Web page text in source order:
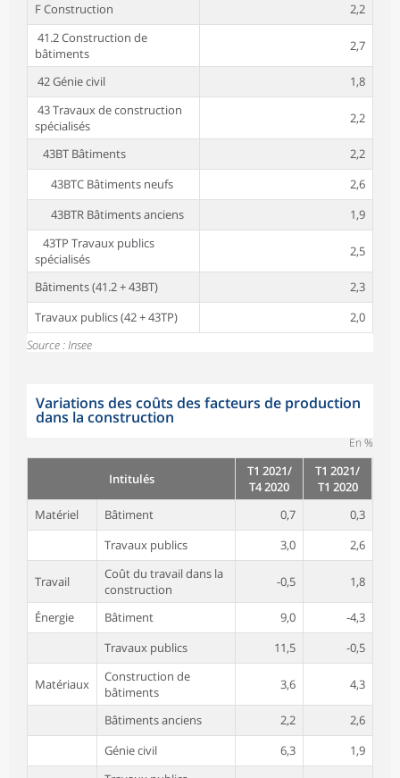
F Construction
2,2
41.2 Construction de
bâtiments
2,7
42 Génie civil
1,8
43 Travaux de construction
spécialisés
2,2
43BT Bâtiments
2,2
43BTC Bâtiments neufs
2,6
43BTR Bâtiments anciens
1,9
43TP Travaux publics
spécialisés
2,5
Bâtiments (41.2 + 43BT)
2,3
Travaux publics (42 + 43TP)
2,0
Source : Insee
Variations des coûts des facteurs de production
dans la construction
En %
Intitulés
T1 2021/
T4 2020
T1 2021/
T1 2020
Matériel
Bâtiment 0,7
0,3
Travaux publics
3,0 2,6
Travail
Coût du travail dans la
construction
-0,5 1,8
Énergie Bâtiment 9,0
-4,3
Travaux publics
11,5 -0,5
Matériaux
Construction de
bâtiments
3,6 4,3
Bâtiments anciens 2,2
2,6
Génie civil
6,3
1,9